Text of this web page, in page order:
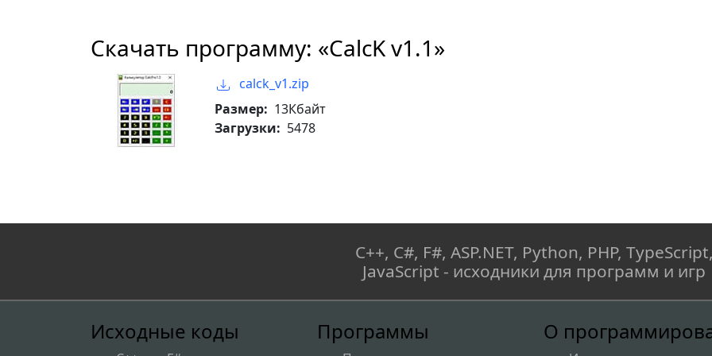
Скачать программу: «CalcK v1.1»
calck_v1.zip
Размер: 13Кбайт
Загрузки: 5478
C++, C#, F#, ASP.NET, Python, PHP, TypeScript,
JavaScript - исходники для программ и игр
Исходные коды Программы О